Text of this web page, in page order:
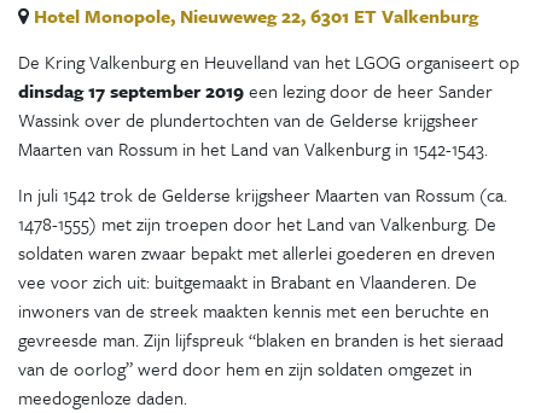
Hotel Monopole, Nieuweweg 22, 6301 ET Valkenburg
De Kring Valkenburg en Heuvelland van het LGOG organiseert op
dinsdag17 september 2019een lezing door de heer Sander
Wassink over de plundertochten van de Gelderse krijgsheer
Maarten van Rossum in het Land van Valkenburg in 1542-1543.
In juli 1542 trok de Gelderse krijgsheer Maarten van Rossum (ca.
1478-1555) met zijn troepen door het Land van Valkenburg. De
soldaten waren zwaar bepakt met allerlei goederen en dreven
vee voor zich uit: buitgemaakt in Brabant en Vlaanderen. De
inwoners van de streek maakten kennis met een beruchte en
gevreesde man. Zijn lijfspreuk “blaken en branden is het sieraad
van de oorlog” werd door hem en zijn soldaten omgezet in
meedogenloze daden.